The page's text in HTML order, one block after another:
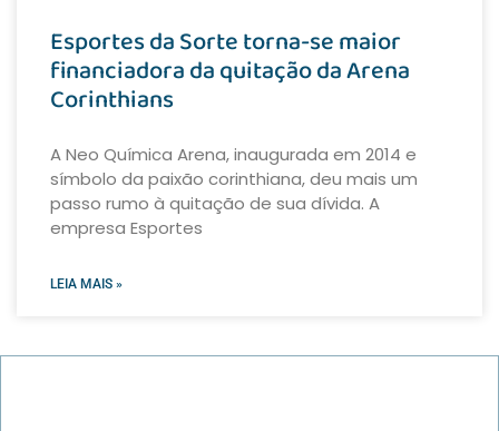
Esportes da Sorte torna-se maior
financiadora da quitação da Arena
Corinthians
A Neo Química Arena, inaugurada em 2014 e
símbolo da paixão corinthiana, deu mais um
passo rumo à quitação de sua dívida. A
empresa Esportes
LEIA MAIS »